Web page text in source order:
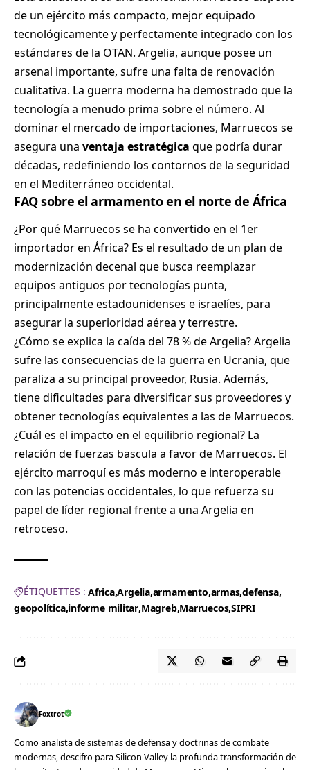
de un ejército más compacto, mejor equipado
tecnológicamente y perfectamente integrado con los
estándares de la OTAN. Argelia, aunque posee un
arsenal importante, sufre una falta de renovación
cualitativa. La guerra moderna ha demostrado que la
tecnología a menudo prima sobre el número. Al
dominar el mercado de importaciones, Marruecos se
asegura una ventaja estratégica que podría durar
décadas, redefiniendo los contornos de la seguridad
en el Mediterráneo occidental.
FAQ sobre el armamento en el norte de África
¿Por qué Marruecos se ha convertido en el 1er
importador en África? Es el resultado de un plan de
modernización decenal que busca reemplazar
equipos antiguos por tecnologías punta,
principalmente estadounidenses e israelíes, para
asegurar la superioridad aérea y terrestre.
¿Cómo se explica la caída del 78 % de Argelia? Argelia
sufre las consecuencias de la guerra en Ucrania, que
paraliza a su principal proveedor, Rusia. Además,
tiene dificultades para diversificar sus proveedores y
obtener tecnologías equivalentes a las de Marruecos.
¿Cuál es el impacto en el equilibrio regional? La
relación de fuerzas bascula a favor de Marruecos. El
ejército marroquí es más moderno e interoperable
con las potencias occidentales, lo que refuerza su
papel de líder regional frente a una Argelia en
retroceso.
ÉTIQUETTES : AfricaArgelia armamento armasdefensa
geopolítica informe militar Magreb MarruecosSIPRI
Foxtrot
Como analista de sistemas de defensa y doctrinas de combate
modernas, descifro para Silicon Valley la profunda transformación de